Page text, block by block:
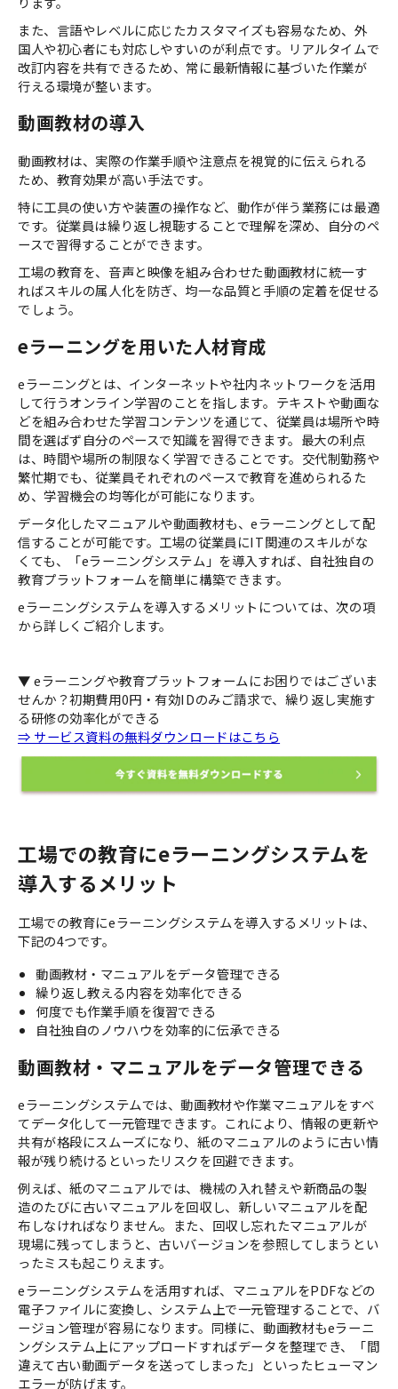
また、言語やレベルに応じたカスタマイズも容易なため、外
国人や初心者にも対応しやすいのが利点です。リアルタイムで
改訂内容を共有できるため、常に最新情報に基づいた作業が
行える環境が整います。
動画教材の導入
動画教材は、実際の作業手順や注意点を視覚的に伝えられる
ため、教育効果が高い手法です。
特に工具の使い方や装置の操作など、動作が伴う業務には最適
です。従業員は繰り返し視聴することで理解を深め、自分のペ
ースで習得することができます。
工場の教育を、音声と映像を組み合わせた動画教材に統一す
ればスキルの属人化を防ぎ、均一な品質と手順の定着を促せる
でしょう。
eラーニングを用いた人材育成
eラーニングとは、インターネットや社内ネットワークを活用
して行うオンライン学習のことを指します。テキストや動画な
どを組み合わせた学習コンテンツを通じて、従業員は場所や時
間を選ばず自分のペースで知識を習得できます。最大の利点
は、時間や場所の制限なく学習できることです。交代制勤務や
繁忙期でも、従業員それぞれのペースで教育を進められるた
め、学習機会の均等化が可能になります。
データ化したマニュアルや動画教材も、eラーニングとして配
信することが可能です。工場の従業員にIT関連のスキルがな
くても、「eラーニングシステム」を導入すれば、自社独自の
教育プラットフォームを簡単に構築できます。
eラーニングシステムを導入するメリットについては、次の項
から詳しくご紹介します。
▼ eラーニングや教育プラットフォームにお困りではございま
せんか？初期費用0円・有効IDのみご請求で、繰り返し実施す
る研修の効率化ができる
⇒ サービス資料の無料ダウンロードはこちら
工場での教育にeラーニングシステムを
導入するメリット
工場での教育にeラーニングシステムを導入するメリットは、
下記の4つです。
動画教材・マニュアルをデータ管理できる
繰り返し教える内容を効率化できる
何度でも作業手順を復習できる
自社独自のノウハウを効率的に伝承できる
動画教材・マニュアルをデータ管理できる
eラーニングシステムでは、動画教材や作業マニュアルをすべ
てデータ化して一元管理できます。これにより、情報の更新や
共有が格段にスムーズになり、紙のマニュアルのように古い情
報が残り続けるといったリスクを回避できます。
例えば、紙のマニュアルでは、機械の入れ替えや新商品の製
造のたびに古いマニュアルを回収し、新しいマニュアルを配
布しなければなりません。また、回収し忘れたマニュアルが
現場に残ってしまうと、古いバージョンを参照してしまうとい
ったミスも起こりえます。
eラーニングシステムを活用すれば、マニュアルをPDFなどの
電子ファイルに変換し、システム上で一元管理することで、バ
ージョン管理が容易になります。同様に、動画教材もeラーニ
ングシステム上にアップロードすればデータを整理でき、「間
違えて古い動画データを送ってしまった」といったヒューマン
エラーが防げます。